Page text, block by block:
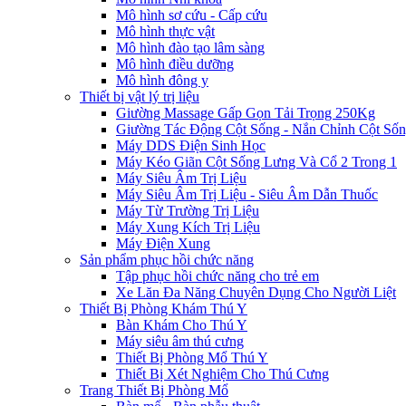
Mô hình sơ cứu - Cấp cứu
Mô hình thực vật
Mô hình đào tạo lâm sàng
Mô hình điều dưỡng
Mô hình đông y
Thiết bị vật lý trị liệu
Giường Massage Gấp Gọn Tải Trọng 250Kg
Giường Tác Động Cột Sống - Nắn Chỉnh Cột
Máy DDS Điện Sinh Học
Máy Kéo Giãn Cột Sống Lưng Và Cổ 2 Trong 1
Máy Siêu Âm Trị Liệu
Máy Siêu Âm Trị Liệu - Siêu Âm Dẫn Thuốc
Máy Từ Trường Trị Liệu
Máy Xung Kích Trị Liệu
Máy Điện Xung
Sản phẩm phục hồi chức năng
Tập phục hồi chức năng cho trẻ em
Xe Lăn Đa Năng Chuyên Dụng Cho Người Liệt
Thiết Bị Phòng Khám Thú Y
Bàn Khám Cho Thú Y
Máy siêu âm thú cưng
Thiết Bị Phòng Mổ Thú Y
Thiết Bị Xét Nghiệm Cho Thú Cưng
Trang Thiết Bị Phòng Mổ